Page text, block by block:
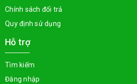
Chính sách đổi trả
Quy định sử dụng
Hỗ trợ
Tìm kiếm
Đăng nhập